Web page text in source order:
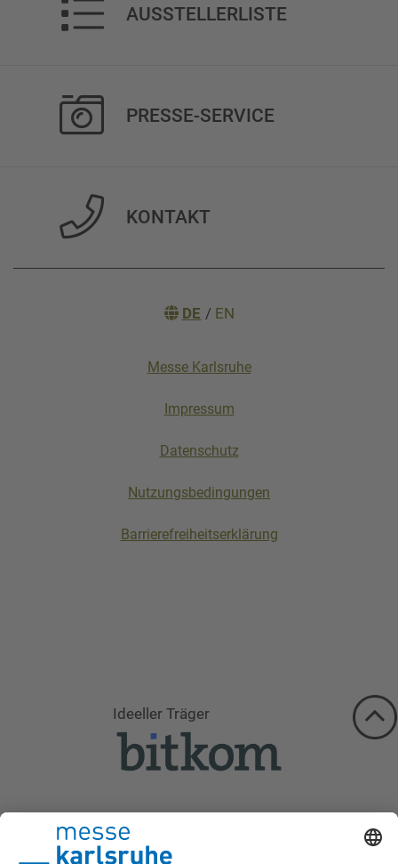
AUSSTELLERLISTE
PRESSE-SERVICE
KONTAKT
DE / EN
Messe Karlsruhe
Impressum
Datenschutz
Nutzungsbedingungen
Barrierefreiheitserklärung
Ideeller Träger
Schirmherrschaft 2026